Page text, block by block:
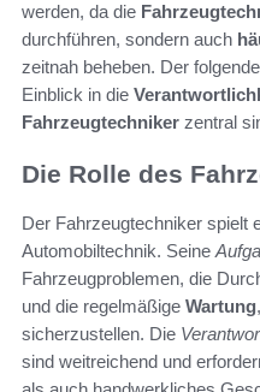
werden, da die
durchführen, sondern auch
zeitnah beheben. Der
Einblick in die
Fahrzeugtechniker zentral
Die Rolle des
Der Fahrzeugtechniker spielt
Automobiltechnik. Seine
Fahrzeugproblemen, die
und die regelmäßige Wartung
sicherzustellen. Die
sind weitreichend und